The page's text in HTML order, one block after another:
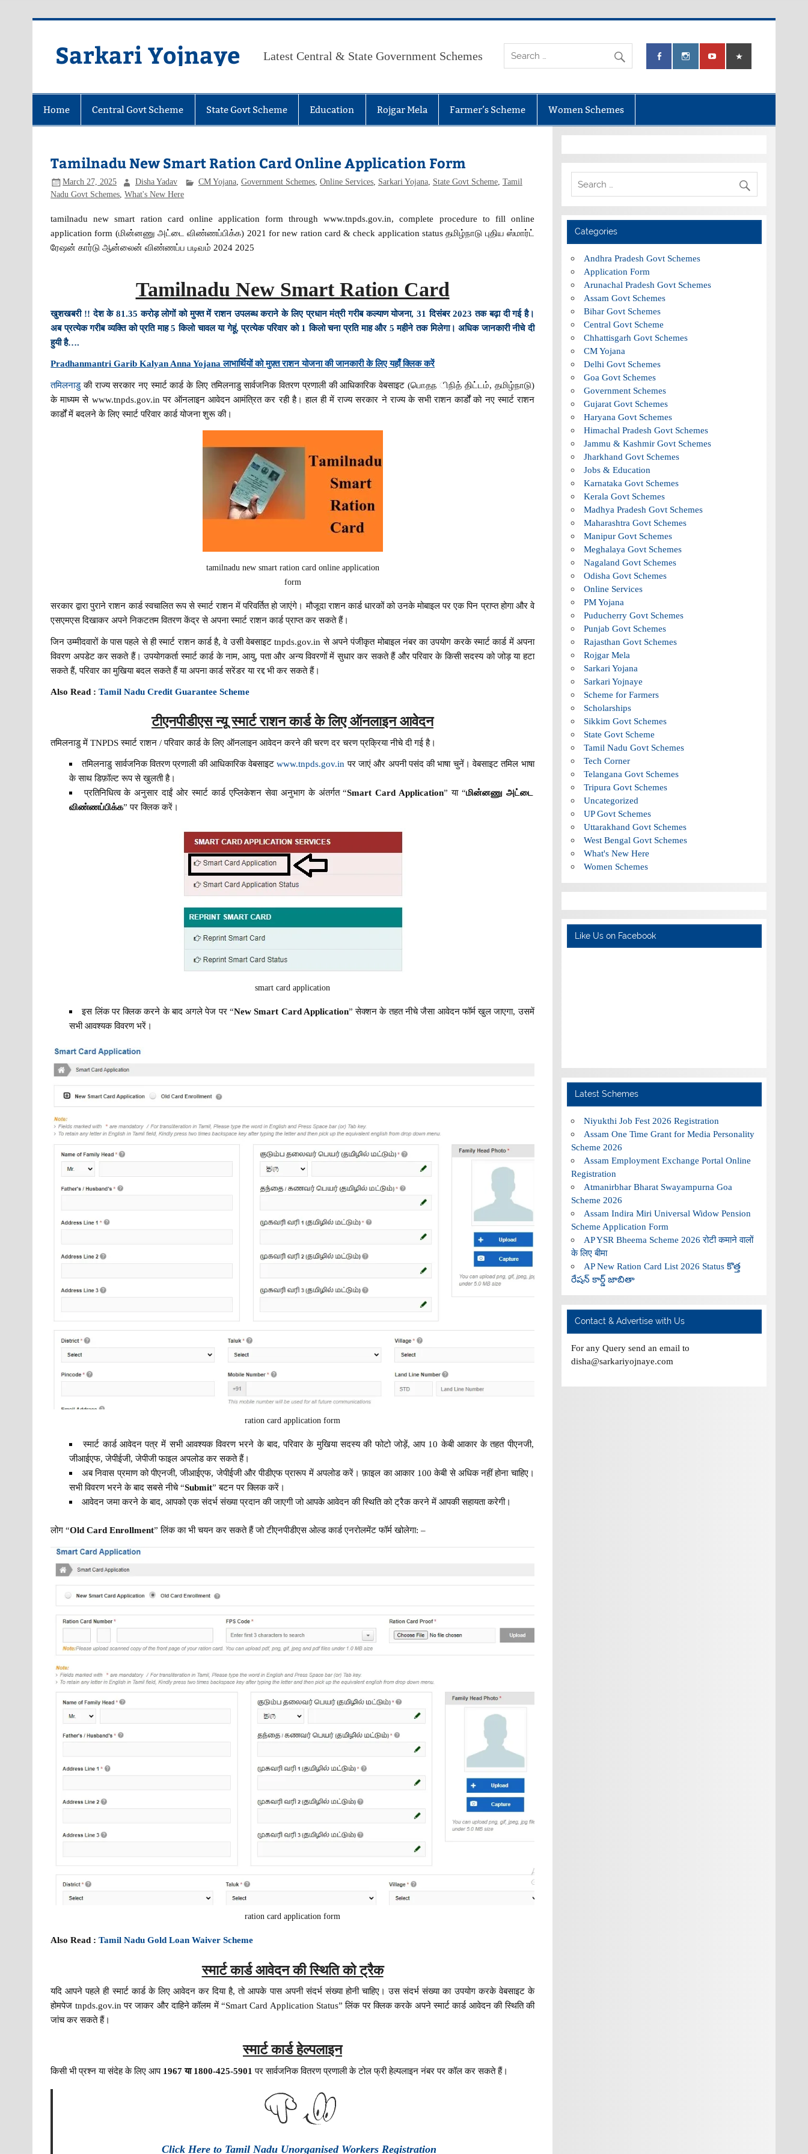
Sarkari Yojnaye Latest Central & State Government Schemes
Home Central Govt Scheme State Govt Scheme Education Rojgar Mela Farmer’s Scheme Women Schemes
Tamilnadu New Smart Ration Card Online Application Form
March 27, 2025 Disha Yadav CM Yojana, Government Schemes, Online Services, Sarkari Yojana, State Govt Scheme, Tamil
Nadu Govt Schemes,What's New Here
tamilnadu new smart ration card online application form through www.tnpds.gov.in, complete procedure to fill online
application form (மின்னணு அட்டை விண்ணப்பிக்க) 2021 for new ration card & check application status தமிழ்நாடு புதிய ஸ்மார்ட்
ரேஷன் கார்டு ஆன்லைன் விண்ணப்ப படிவம் 2024 2025
Tamilnadu New Smart Ration Card
खुशखबरी !! देश के 81.35 करोड़ लोगों को मुफ्त में राशन उपलब्ध कराने के लिए प्रधान मंत्री गरीब कल्याण योजना, 31 दिसंबर 2023 तक बढ़ा दी गई है।
अब प्रत्येक गरीब व्यक्ति को प्रति माह 5 किलो चावल या गेहूं, प्रत्येक परिवार को 1 किलो चना प्रति माह और 5 महीने तक मिलेगा। अधिक जानकारी नीचे दी
हुयी है….
Pradhanmantri Garib Kalyan Anna Yojana लाभार्थियों को मुफ़्त राशन योजना की जानकारी के लिए यहाँ क्लिक करें
तमिलनाडुकी राज्य सरकार नए स्मार्ट कार्ड के लिए तमिलनाडु सार्वजनिक वितरण प्रणाली की आधिकारिक वेबसाइट (பொதந ிநித் திட்டம், தமிழ்நாடு)
के माध्यम से www.tnpds.gov.in पर ऑनलाइन आवेदन आमंत्रित कर रही है। हाल ही में राज्य सरकार ने राज्य के सभी राशन कार्डों को नए स्मार्ट राशन
कार्डों में बदलने के लिए स्मार्ट परिवार कार्ड योजना शुरू की।
tamilnadu new smart ration card online application
form
सरकार द्वारा पुराने राशन कार्ड स्वचालित रूप से स्मार्ट राशन में परिवर्तित हो जाएंगे। मौजूदा राशन कार्ड धारकों को उनके मोबाइल पर एक पिन प्राप्त होगा और वे
एसएमएस दिखाकर अपने निकटतम वितरण केंद्र से अपना स्मार्ट राशन कार्ड प्राप्त कर सकते हैं।
जिन उम्मीदवारों के पास पहले से ही स्मार्ट राशन कार्ड है, वे उसी वेबसाइट tnpds.gov.in से अपने पंजीकृत मोबाइल नंबर का उपयोग करके स्मार्ट कार्ड में अपना
विवरण अपडेट कर सकते हैं। उपयोगकर्ता स्मार्ट कार्ड के नाम, आयु, पता और अन्य विवरणों में सुधार कर सकते हैं और परिवार के किसी सदस्य को जोड़ या हटा
सकते हैं, परिवार का मुखिया बदल सकते हैं या अपना कार्ड सरेंडर या रद्द भी कर सकते हैं।
Also Read :Tamil Nadu Credit Guarantee Scheme
टीएनपीडीएस न्यू स्मार्ट राशन कार्ड के लिए ऑनलाइन आवेदन
तमिलनाडु में TNPDS स्मार्ट राशन / परिवार कार्ड के लिए ऑनलाइन आवेदन करने की चरण दर चरण प्रक्रिया नीचे दी गई है।
तमिलनाडु सार्वजनिक वितरण प्रणाली की आधिकारिक वेबसाइटwww.tnpds.gov.in पर जाएं और अपनी पसंद की भाषा चुनें। वेबसाइट तमिल भाषा
के साथ डिफ़ॉल्ट रूप से खुलती है।
प्रतिनिधित्व के अनुसार दाईं ओर स्मार्ट कार्ड एप्लिकेशन सेवा अनुभाग के अंतर्गत “Smart Card Application” या “மின்னணு அட்டை
விண்ணப்பிக்க” पर क्लिक करें।
smart card application
इस लिंक पर क्लिक करने के बाद अगले पेज पर “New Smart Card Application” सेक्शन के तहत नीचे जैसा आवेदन फॉर्म खुल जाएगा, उसमें
सभी आवश्यक विवरण भरें।
ration card application form
स्मार्ट कार्ड आवेदन पत्र में सभी आवश्यक विवरण भरने के बाद, परिवार के मुखिया सदस्य की फोटो जोड़ें, आप 10 केबी आकार के तहत पीएनजी,
जीआईएफ, जेपीईजी, जेपीजी फाइल अपलोड कर सकते हैं।
अब निवास प्रमाण को पीएनजी, जीआईएफ, जेपीईजी और पीडीएफ प्रारूप में अपलोड करें। फ़ाइल का आकार 100 केबी से अधिक नहीं होना चाहिए।
सभी विवरण भरने के बाद सबसे नीचे “Submit” बटन पर क्लिक करें।
आवेदन जमा करने के बाद, आपको एक संदर्भ संख्या प्रदान की जाएगी जो आपके आवेदन की स्थिति को ट्रैक करने में आपकी सहायता करेगी।
लोग “Old Card Enrollment” लिंक का भी चयन कर सकते हैं जो टीएनपीडीएस ओल्ड कार्ड एनरोलमेंट फॉर्म खोलेगा: –
ration card application form
Also Read :Tamil Nadu Gold Loan Waiver Scheme
स्मार्ट कार्ड आवेदन की स्थिति को ट्रैक
यदि आपने पहले ही स्मार्ट कार्ड के लिए आवेदन कर दिया है, तो आपके पास अपनी संदर्भ संख्या होनी चाहिए। उस संदर्भ संख्या का उपयोग करके वेबसाइट के
होमपेज tnpds.gov.in पर जाकर और दाहिने कॉलम में “Smart Card Application Status” लिंक पर क्लिक करके अपने स्मार्ट कार्ड आवेदन की स्थिति की
जांच कर सकते हैं।
स्मार्ट कार्ड हेल्पलाइन
किसी भी प्रश्न या संदेह के लिए आप 1967 या 1800-425-5901 पर सार्वजनिक वितरण प्रणाली के टोल फ्री हेल्पलाइन नंबर पर कॉल कर सकते हैं।
Click Here to Tamil Nadu Unorganised Workers Registration
Categories
Andhra Pradesh Govt Schemes
Application Form
Arunachal Pradesh Govt Schemes
Assam Govt Schemes
Bihar Govt Schemes
Central Govt Scheme
Chhattisgarh Govt Schemes
CM Yojana
Delhi Govt Schemes
Goa Govt Schemes
Government Schemes
Gujarat Govt Schemes
Haryana Govt Schemes
Himachal Pradesh Govt Schemes
Jammu & Kashmir Govt Schemes
Jharkhand Govt Schemes
Jobs & Education
Karnataka Govt Schemes
Kerala Govt Schemes
Madhya Pradesh Govt Schemes
Maharashtra Govt Schemes
Manipur Govt Schemes
Meghalaya Govt Schemes
Nagaland Govt Schemes
Odisha Govt Schemes
Online Services
PM Yojana
Puducherry Govt Schemes
Punjab Govt Schemes
Rajasthan Govt Schemes
Rojgar Mela
Sarkari Yojana
Sarkari Yojnaye
Scheme for Farmers
Scholarships
Sikkim Govt Schemes
State Govt Scheme
Tamil Nadu Govt Schemes
Tech Corner
Telangana Govt Schemes
Tripura Govt Schemes
Uncategorized
UP Govt Schemes
Uttarakhand Govt Schemes
West Bengal Govt Schemes
What's New Here
Women Schemes
Like Us on Facebook
Latest Schemes
Niyukthi Job Fest 2026 Registration
Assam One Time Grant for Media Personality
Scheme 2026
Assam Employment Exchange Portal Online
Registration
Atmanirbhar Bharat Swayampurna Goa
Scheme 2026
Assam Indira Miri Universal Widow Pension
Scheme Application Form
AP YSR Bheema Scheme 2026 रोटी कमाने वालों
के लिए बीमा
AP New Ration Card List 2026 Status కొత్త
రేషన్ కార్డ్ జాబితా
Contact & Advertise with Us
For any Query send an email to
disha@sarkariyojnaye.com